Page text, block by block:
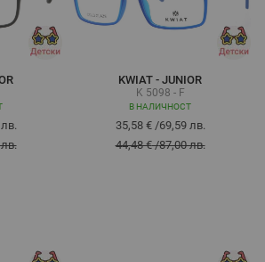
KWIAT - JUNIOR
K 5098 - F
В НАЛИЧНОСТ
35,58 €/69,59 лв.
44,48 €/87,00 лв.